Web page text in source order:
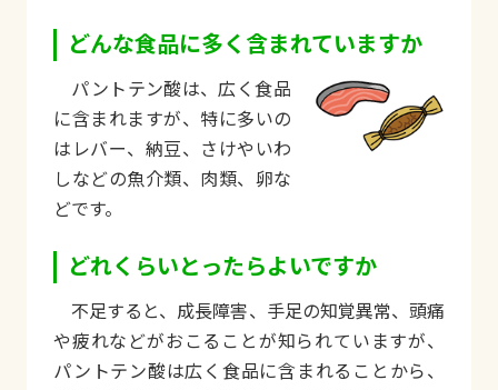
どんな食品に多く含まれていますか
パントテン酸は、広く食品
に含まれますが、特に多いの
はレバー、納豆、さけやいわ
しなどの魚介類、肉類、卵な
どです。
どれくらいとったらよいですか
不足すると、成長障害、手足の知覚異常、頭痛
や疲れなどがおこることが知られていますが、
パントテン酸は広く食品に含まれることから、